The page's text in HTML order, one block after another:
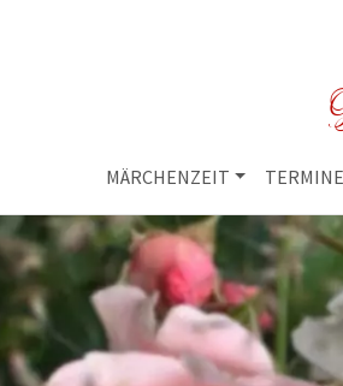
MÄRCHENZEIT TERMINE